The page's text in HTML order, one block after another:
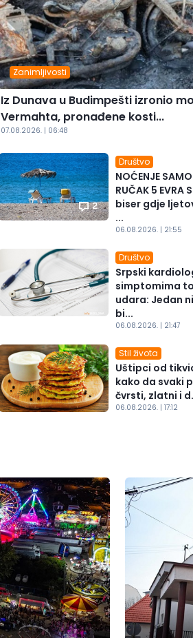
Zanimljivosti
Iz Dunava u Budimpešti izronio
Vermahta, pronađene kosti...
07.08.2026. | 06:48
2
Društvo
NOĆENJE
RUČAK 5 EVRA
biser gdje
...
06.08.2026. | 21:55
Društvo
Srpski
simptomima
udara: Jedan
bi...
06.08.2026. | 21:47
Stil života
Uštipci od
kako da svaki
čvrsti, zlatni i
06.08.2026. | 17:12